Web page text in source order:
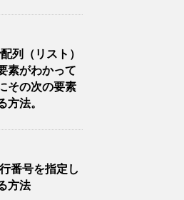
列（リスト）
素がわかって
その次の要素
方法。
番号を指定し
方法